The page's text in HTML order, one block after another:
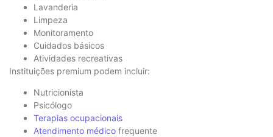
Lavanderia
Limpeza
Monitoramento
Cuidados básicos
Atividades recreativas
Instituições premium podem incluir:
Nutricionista
Psicólogo
Terapias ocupacionais
Atendimento médico frequente